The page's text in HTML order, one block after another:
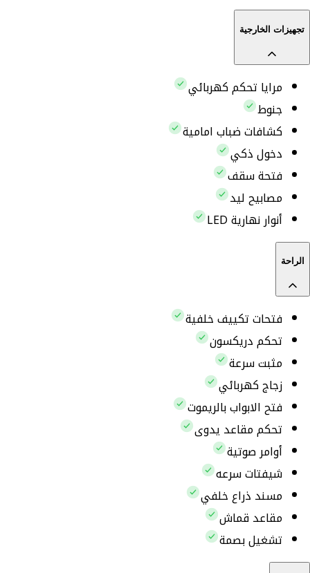
تجهيزات الخارجية
مرايا تحكم كهربائي
جنوط
كشافات ضباب امامية
دخول ذكي
فتحة سقف
مصابيح ليد
أنوار نهارية LED
الراحة
فتحات تكييف خلفية
تحكم دريكسون
مثبت سرعة
زجاج كهربائي
فتح الابواب بالريموت
تحكم مقاعد يدوى
أوامر صوتية
شيفتات سرعه
مسند ذراع خلفي
مقاعد قماش
تشغيل بصمة